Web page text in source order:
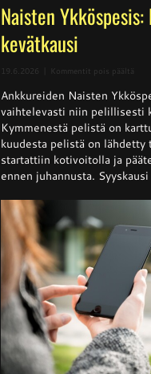
Naisten
kevätkausi
19.6.2026 Kommentit pois päältä
Ankkureiden Naisten
vaihtelevasti niin pelillisesti
Kymmenestä pelistä on
kuudesta pelistä on lähdetty
startattiin kotivoitolla ja
ennen juhannusta.